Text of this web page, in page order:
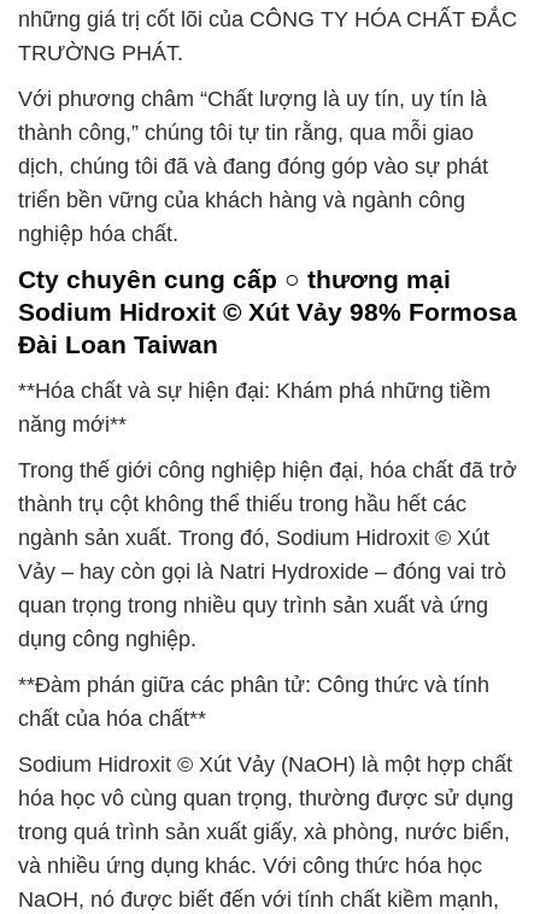
những giá trị cốt lõi của CÔNG TY HÓA CHẤT ĐẮC
TRƯỜNG PHÁT.
Với phương châm “Chất lượng là uy tín, uy tín là
thành công,” chúng tôi tự tin rằng, qua mỗi giao
dịch, chúng tôi đã và đang đóng góp vào sự phát
triển bền vững của khách hàng và ngành công
nghiệp hóa chất.
Cty chuyên cung cấp ○ thương mại
Sodium Hidroxit © Xút Vảy 98% Formosa
Đài Loan Taiwan
**Hóa chất và sự hiện đại: Khám phá những tiềm
năng mới**
Trong thế giới công nghiệp hiện đại, hóa chất đã trở
thành trụ cột không thể thiếu trong hầu hết các
ngành sản xuất. Trong đó, Sodium Hidroxit © Xút
Vảy – hay còn gọi là Natri Hydroxide – đóng vai trò
quan trọng trong nhiều quy trình sản xuất và ứng
dụng công nghiệp.
**Đàm phán giữa các phân tử: Công thức và tính
chất của hóa chất**
Sodium Hidroxit © Xút Vảy (NaOH) là một hợp chất
hóa học vô cùng quan trọng, thường được sử dụng
trong quá trình sản xuất giấy, xà phòng, nước biển,
và nhiều ứng dụng khác. Với công thức hóa học
NaOH, nó được biết đến với tính chất kiềm mạnh,